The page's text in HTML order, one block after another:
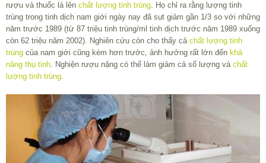
rượu và thuốc lá lên chất lượng tinh trùng. Họ chỉ ra rằng lượng tinh
trùng trong tinh dịch nam giới ngày nay đã sụt giảm gần 1/3 so với những
năm trước 1989 (từ 87 triệu tinh trùng/ml tinh dịch trước năm 1989 xuống
còn 62 triệu năm 2002). Nghiên cứu còn cho thấy cả chất lượng tinh
trùng của nam giới cũng kém hơn trước, ảnh hưởng rất lớn đến khả
năng thụ tinh. Nghiện rượu nặng có thể làm giảm cả số lượng và chất
lượng tinh trùng.